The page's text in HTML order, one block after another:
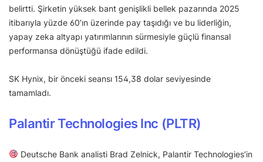
belirtti. Şirketin yüksek bant genişlikli bellek pazarında 2025
itibarıyla yüzde 60’ın üzerinde pay taşıdığı ve bu liderliğin,
yapay zeka altyapı yatırımlarının sürmesiyle güçlü finansal
performansa dönüştüğü ifade edildi.
SK Hynix, bir önceki seansı 154,38 dolar seviyesinde
tamamladı.
Palantir Technologies Inc (PLTR)
Deutsche Bank analisti Brad Zelnick, Palantir Technologies’in